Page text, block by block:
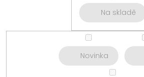
Na skladě
Novinka